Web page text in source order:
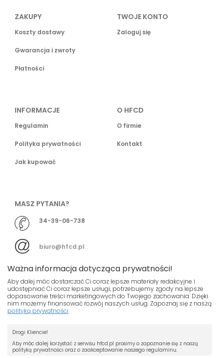
ZAKUPY
Koszty dostawy
Gwarancja i zwroty
Płatności
TWOJE KONTO
Zaloguj się
INFORMACJE
Regulamin
Polityka prywatności
Jak kupować
O HFCD
O firmie
Kontakt
MASZ PYTANIA?
34-39-06-738
biuro@hfcd.pl
© HFCD - HF Centrum Dystrybucyjne- Wszelkie prawa
zapisywane na Twoim dysku zmień
ustawienia swojej przeglądarki.
Ważna informacja dotycząca prywatności!
Aby dalej móc dostarczać Ci coraz lepsze materiały redakcyjne i
udostępniać Ci coraz lepsze usługi, potrzebujemy zgody na lepsze
dopasowanie treści marketingowych do Twojego zachowania. Dzięki
nim możemy finansować rozwój naszych usług. Zapoznaj się z naszą
polityką prywatności
Drogi Kliencie!
Aby móc dalej korzystać z serwisu hfcd.pl prosimy o zapoznanie się z naszą
polityką prywatności oraz o zaakceptowanie naszego regulaminu.